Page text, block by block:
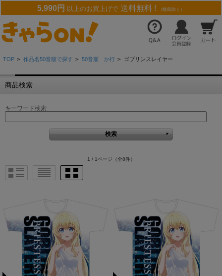
5,990円 以上のお買上げで 送料無料 ! （離島除く）
TOP > 作品名50音順で探す > 50音順 か行 > ゴブリンスレイヤー
商品検索
キーワード検索
1 / 1ページ （全8件）